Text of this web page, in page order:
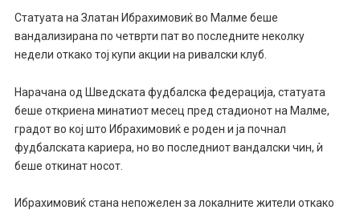
Статуата на Златан Ибрахимовиќ во Малме беше
вандализирана по четврти пат во последните неколку
недели откако тој купи акции на ривалски клуб.
Нарачана од Шведската фудбалска федерација, статуата
беше откриена минатиот месец пред стадионот на Малме,
градот во кој што Ибрахимовиќ е роден и ја почнал
фудбалската кариера, но во последниот вандалски чин, ѝ
беше откинат носот.
Ибрахимовиќ стана непожелен за локалните жители откако